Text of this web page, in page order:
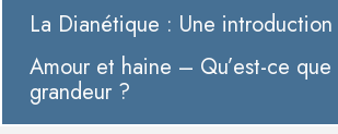
La Dianétique : Une introduction
Amour et haine – Qu’est-ce que
grandeur ?